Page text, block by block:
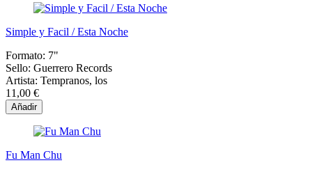
Simple y Facil / Esta Noche
Formato: 7"
Sello: Guerrero Records
Artista: Tempranos, los
11,00 €
Añadir
Fu Man Chu